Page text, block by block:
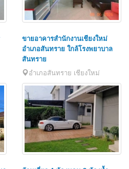
ขายอาคารสำนักงานเชียงใหม่
อำเภอสันทราย ใกล้โรงพยาบาล
สันทราย
อำเภอสันทราย เชียงใหม่